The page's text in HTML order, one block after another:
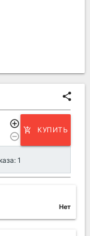
share
add_circle_outline
remove_circle_outline
add_shopping_cart КУПИТЬ
1
Нет